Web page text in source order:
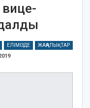
вице-
ЕЛІМІЗДЕ ЖАҢАЛЫҚТАР